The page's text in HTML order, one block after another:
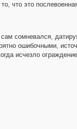
что это
сомневался,
ошибочными,
исчезло